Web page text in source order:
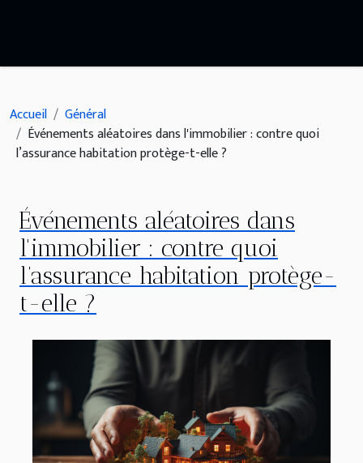
Accueil
Général
Événements aléatoires dans l'immobilier : contre quoi
l’assurance habitation protège-t-elle ?
Événements aléatoires dans
l'immobilier : contre quoi
l’assurance habitation protège-
t-elle ?